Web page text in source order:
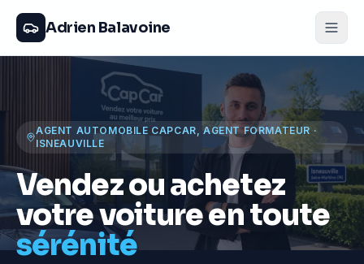
Adrien Balavoine
AGENT AUTOMOBILE CAPCAR, AGENT FORMATEUR ·
ISNEAUVILLE
Vendez ou achetez
votre voiture en toute
sérénité